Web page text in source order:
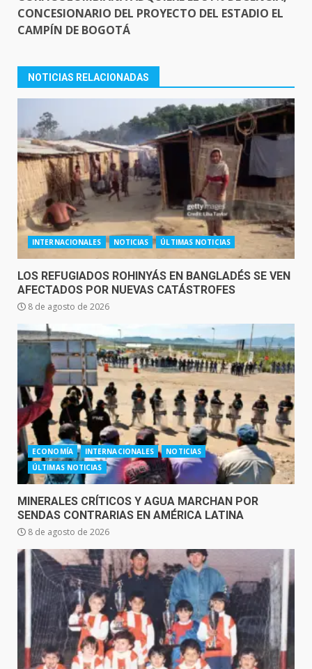
CONCESIONARIO DEL PROYECTO DEL ESTADIO EL
CAMPÍN DE BOGOTÁ
NOTICIAS RELACIONADAS
INTERNACIONALES NOTICIAS ÚLTIMAS NOTICIAS
LOS REFUGIADOS ROHINYÁS EN BANGLADÉS SE VEN
AFECTADOS POR NUEVAS CATÁSTROFES
8 de agosto de 2026
ECONOMÍA INTERNACIONALES
NOTICIAS
ÚLTIMAS NOTICIAS
MINERALES CRÍTICOS Y AGUA MARCHAN POR
SENDAS CONTRARIAS EN AMÉRICA LATINA
8 de agosto de 2026